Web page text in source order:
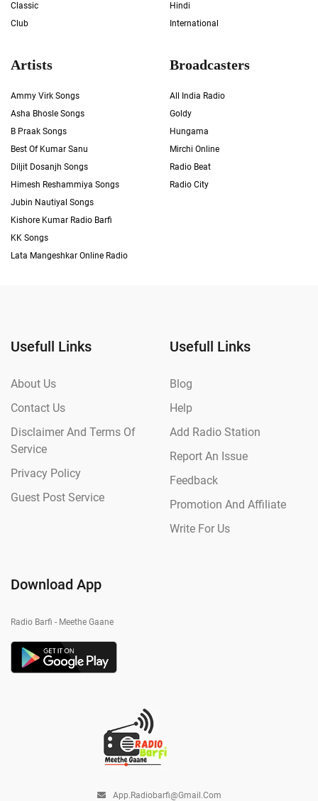
Classic
Club
Hindi
International
Artists
Ammy Virk Songs
Asha Bhosle Songs
B Praak Songs
Best Of Kumar Sanu
Diljit Dosanjh Songs
Himesh Reshammiya Songs
Jubin Nautiyal Songs
Kishore Kumar Radio Barfi
KK Songs
Lata Mangeshkar Online Radio
Broadcasters
All India Radio
Goldy
Hungama
Mirchi Online
Radio Beat
Radio City
Usefull Links
About Us
Contact Us
Disclaimer And Terms Of
Service
Privacy Policy
Guest Post Service
Usefull Links
Blog
Help
Add Radio Station
Report An Issue
Feedback
Promotion And Affiliate
Write For Us
Download App
Radio Barfi - Meethe Gaane
App.radiobarfi@gmail.com